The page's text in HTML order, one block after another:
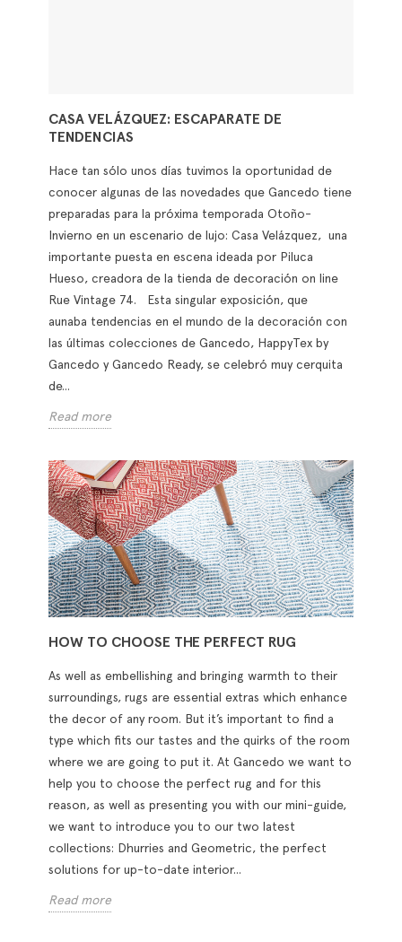
CASA VELÁZQUEZ: ESCAPARATE DE
TENDENCIAS
Hace tan sólo unos días tuvimos la oportunidad de
conocer algunas de las novedades que Gancedo tiene
preparadas para la próxima temporada Otoño-
Invierno en un escenario de lujo: Casa Velázquez, una
importante puesta en escena ideada por Piluca
Hueso, creadora de la tienda de decoración on line
Rue Vintage 74. Esta singular exposición, que
aunaba tendencias en el mundo de la decoración con
las últimas colecciones de Gancedo, HappyTex by
Gancedo y Gancedo Ready, se celebró muy cerquita
de...
Read more
HOW TO CHOOSE THE PERFECT RUG
As well as embellishing and bringing warmth to their
surroundings, rugs are essential extras which enhance
the decor of any room. But it’s important to find a
type which fits our tastes and the quirks of the room
where we are going to put it. At Gancedo we want to
help you to choose the perfect rug and for this
reason, as well as presenting you with our mini-guide,
we want to introduce you to our two latest
collections: Dhurries and Geometric, the perfect
solutions for up-to-date interior...
Read more